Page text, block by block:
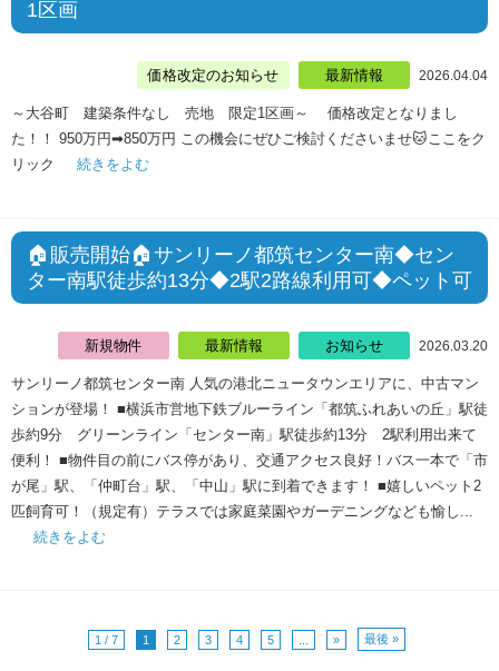
1区画
価格改定のお知らせ 最新情報 2026.04.04
～大谷町 建築条件なし 売地 限定1区画～ 価格改定となりまし
た！！ 950万円➡850万円 この機会にぜひご検討くださいませ🐱ここをク
リック
続きをよむ
🏠販売開始🏠サンリーノ都筑センター南◆セン
ター南駅徒歩約13分◆2駅2路線利用可◆ペット可
新規物件 最新情報 お知らせ 2026.03.20
サンリーノ都筑センター南 人気の港北ニュータウンエリアに、中古マン
ションが登場！ ■横浜市営地下鉄ブルーライン「都筑ふれあいの丘」駅徒
歩約9分 グリーンライン「センター南」駅徒歩約13分 2駅利用出来て
便利！ ■物件目の前にバス停があり、交通アクセス良好！バス一本で「市
が尾」駅、「仲町台」駅、「中山」駅に到着できます！ ■嬉しいペット2
匹飼育可！（規定有）テラスでは家庭菜園やガーデニングなども愉し...
続きをよむ
1 / 7 1 2 3 4 5 » 最後 »